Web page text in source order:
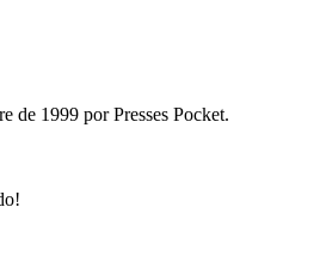
de 1999 por Presses Pocket.